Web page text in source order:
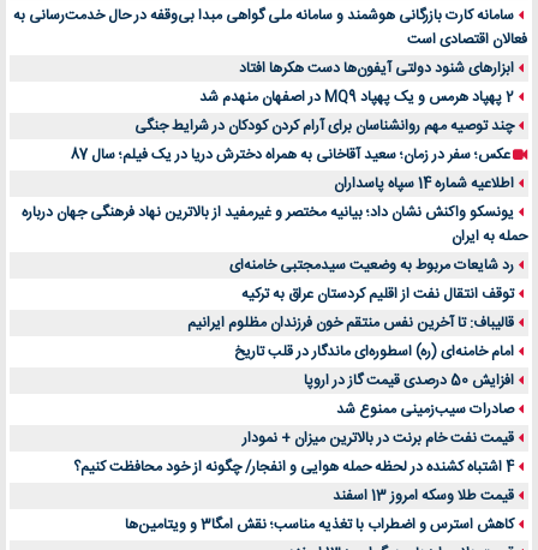
سامانه کارت بازرگانی هوشمند و سامانه ملی گواهی مبدا بی‌وقفه در حال خدمت‌رسانی به
فعالان اقتصادی است
ابزارهای شنود دولتی آیفون‌ها دست هکرها افتاد
2 پهپاد هرمس و یک پهپاد MQ9 در اصفهان منهدم شد
چند توصیه مهم روانشناسان برای آرام کردن کودکان در شرایط جنگی
عکس؛ سفر در زمان؛ سعید آقاخانی به همراه دخترش دریا در یک فیلم؛ سال 87
اطلاعیه شماره 14 سپاه پاسداران
یونسکو واکنش نشان داد؛ بیانیه مختصر و غیرمفید از بالاترین نهاد فرهنگی جهان درباره
حمله به ایران
رد شایعات مربوط به وضعیت سیدمجتبی خامنه‌ای
توقف انتقال نفت از اقلیم کردستان عراق به ترکیه
قالیباف: تا آخرین نفس منتقم خون فرزندان مظلوم ایرانیم
امام خامنه‌ای (ره) اسطوره‌ای ماندگار در قلب تاریخ
افزایش 50 درصدی قیمت گاز در اروپا
صادرات سیب‌زمینی ممنوع شد
قیمت نفت خام برنت در بالاترین میزان + نمودار
4 اشتباه کشنده در لحظه حمله هوایی و انفجار/ چگونه از خود محافظت کنیم؟
قیمت طلا وسکه امروز 13 اسفند
کاهش استرس و اضطراب با تغذیه مناسب؛ نقش امگا3 و ویتامین‌ها